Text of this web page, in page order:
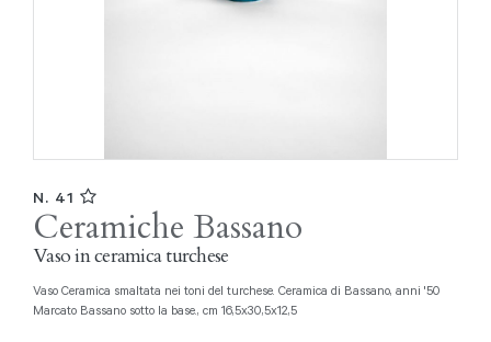
N. 41
Ceramiche Bassano
Vaso in ceramica turchese
Vaso Ceramica smaltata nei toni del turchese. Ceramica di Bassano, anni '50
Marcato Bassano sotto la base., cm 16,5x30,5x12,5